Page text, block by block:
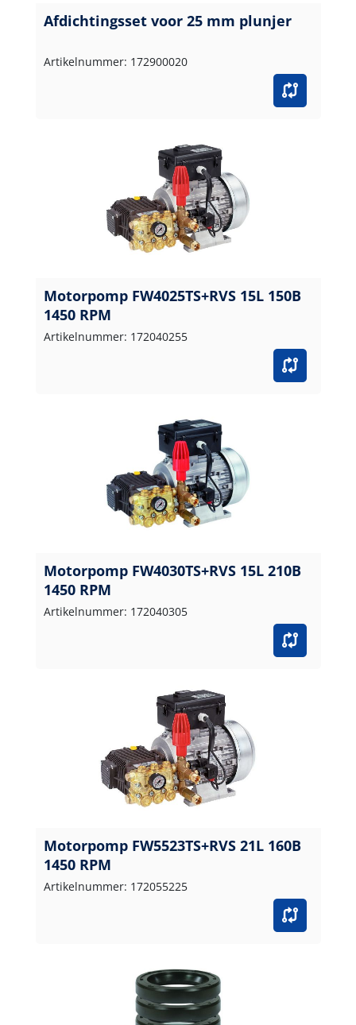
Afdichtingsset voor 25 mm plunjer
Artikelnummer: 172900020
Motorpomp FW4025TS+RVS 15L 150B
1450 RPM
Artikelnummer: 172040255
Motorpomp FW4030TS+RVS 15L 210B
1450 RPM
Artikelnummer: 172040305
Motorpomp FW5523TS+RVS 21L 160B
1450 RPM
Artikelnummer: 172055225